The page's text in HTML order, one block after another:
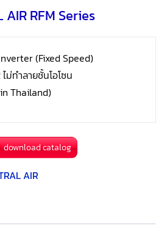
RFM Series
(Fixed Speed)
ม่ทำลายชั้นโอโซน
Thailand)
download catalog
AIR